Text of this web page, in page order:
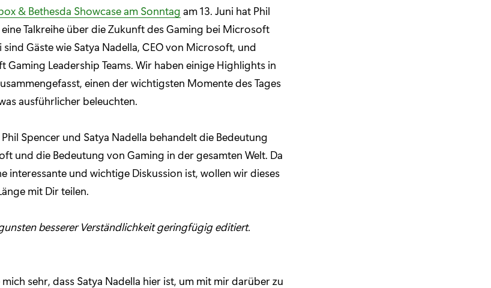
e
:
& Bethesda Showcase am Sonntag am 13. Juni hat Phil
Talkreihe über die Zukunft des Gaming bei Microsoft
Gäste wie Satya Nadella, CEO von Microsoft, und
Leadership Teams. Wir haben einige Highlights in
einen der wichtigsten Momente des Tages
ausführlicher beleuchten.
Spencer und Satya Nadella behandelt die Bedeutung
und die Bedeutung von Gaming in der gesamten Welt. Da
interessante und wichtige Diskussion ist, wollen wir dieses
mit Dir teilen.
besserer Verständlichkeit geringfügig editiert.
sehr, dass Satya Nadella hier ist, um mit mir darüber zu